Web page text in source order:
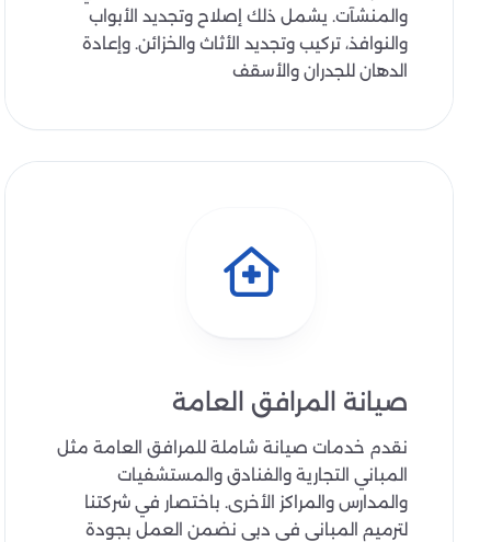
والمنشآت. يشمل ذلك إصلاح وتجديد الأبواب
والنوافذ، تركيب وتجديد الأثاث والخزائن. وإعادة
الدهان للجدران والأسقف
صيانة المرافق العامة
نقدم خدمات صيانة شاملة للمرافق العامة مثل
المباني التجارية والفنادق والمستشفيات
والمدارس والمراكز الأخرى. باختصار في شركتنا
لترميم المباني في دبي نضمن العمل بجودة